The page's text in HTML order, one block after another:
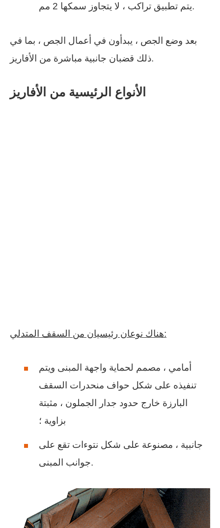
يتم تطبيق تراكب ، لا يتجاوز سمكها 2 مم.
بعد وضع الجص ، يبدأون في أعمال الجص ، بما في
ذلك قضبان جانبية مباشرة من الأفاريز.
الأنواع الرئيسية من الأفاريز
هناك نوعان رئيسيان من السقف المتدلي:
أمامي ، مصمم لحماية واجهة المبنى ويتم
تنفيذه على شكل حواف منحدرات السقف
البارزة خارج حدود جدار الجملون ، مثبتة
بزاوية ؛
جانبية ، مصنوعة على شكل نتوءات تقع على
جوانب المبنى.